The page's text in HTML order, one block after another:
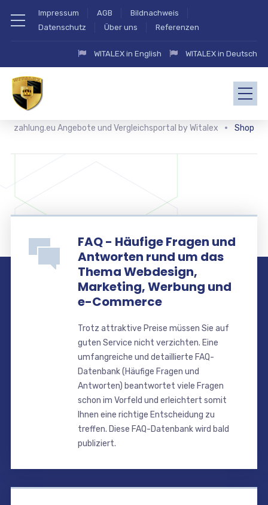
Impressum AGB
Bildnachweis
Datenschutz
Über uns Referenzen
WITALEX in English WITALEX in Deutsch
zahlung.eu Angebote und Vergleichsportal by Witalex Shop
FAQ - Häufige Fragen und
Antworten rund um das
Thema Webdesign,
Marketing, Werbung und
e-Commerce
Trotz attraktive Preise müssen Sie auf
guten Service nicht verzichten. Eine
umfangreiche und detaillierte FAQ-
Datenbank (Häufige Fragen und
Antworten) beantwortet viele Fragen
schon im Vorfeld und erleichtert somit
Ihnen eine richtige Entscheidung zu
treffen. Diese FAQ-Datenbank wird bald
publiziert.